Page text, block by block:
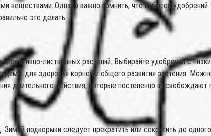
веществами. Однако важно помнить, что избыток удобрений
это делать.
лиственных растений. Выбирайте удобрения с
для здоровья корней и общего развития растения.
длительного действия, которые постепенно высвобождают
подкормки следует прекратить или сократить до